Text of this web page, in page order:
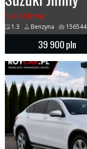
Suzuki Jimny
1.3 Benzyna 156544
39 900pln